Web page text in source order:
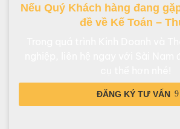
Nếu Quý Khách hàng đang
đề về Kế Toán –
ĐĂNG KÝ TƯ VẤN